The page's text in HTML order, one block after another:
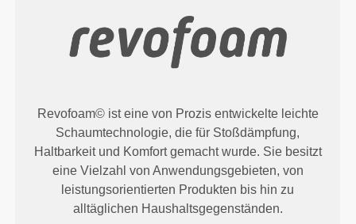
Revofoam© ist eine von Prozis entwickelte leichte
Schaumtechnologie, die für Stoßdämpfung,
Haltbarkeit und Komfort gemacht wurde. Sie besitzt
eine Vielzahl von Anwendungsgebieten, von
leistungsorientierten Produkten bis hin zu
alltäglichen Haushaltsgegenständen.